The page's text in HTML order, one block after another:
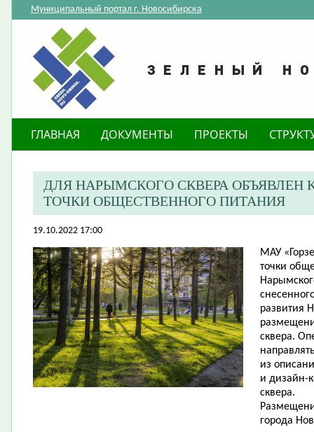
Муниципальный портал г. Новосибирска
ГЛАВНАЯ ДОКУМЕНТЫ ПРОЕКТЫ
​ДЛЯ НАРЫМСКОГО СКВЕРА ОБЪЯВЛЕН
ТОЧКИ ОБЩЕСТВЕННОГО ПИТАНИЯ
19.10.2022 17:00
МАУ
точки
развития
сквера.
из
и дизайн-
сквера.
города